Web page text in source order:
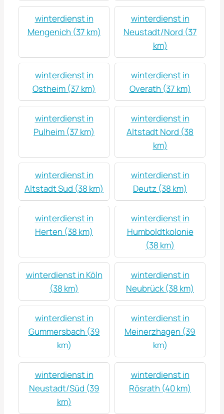
winterdienst in
Mengenich (37 km)
winterdienst in
Neustadt/Nord (37
km)
winterdienst in
Ostheim (37 km)
winterdienst in
Overath (37 km)
winterdienst in
Pulheim (37 km)
winterdienst in
Altstadt Nord (38
km)
winterdienst in
Altstadt Sud (38 km)
winterdienst in
Deutz (38 km)
winterdienst in
Herten (38 km)
winterdienst in
Humboldtkolonie
(38 km)
winterdienst in Köln
(38 km)
winterdienst in
Neubrück (38 km)
winterdienst in
Gummersbach (39
km)
winterdienst in
Meinerzhagen (39
km)
winterdienst in
Neustadt/Süd (39
km)
winterdienst in
Rösrath (40 km)